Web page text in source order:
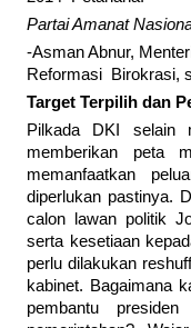
Partai Amanat
-Asman Abnur,
Reformasi Birokrasi,
Target Terpilih dan
Pilkada DKI selain
memberikan peta
memanfaatkan
diperlukan pastinya.
calon lawan politik
serta kesetiaan
perlu dilakukan
kabinet. Bagaimana
pembantu